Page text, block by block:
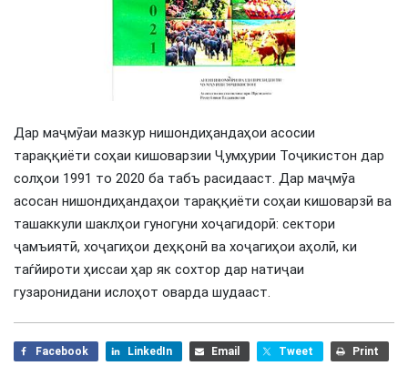
Дар маҷмӯаи мазкур нишондиҳандаҳои асосии
тараққиёти соҳаи кишоварзии Ҷумҳурии Тоҷикистон дар
солҳои 1991 то 2020 ба табъ расидааст. Дар маҷмӯа
асосан нишондиҳандаҳои тараққиёти соҳаи кишоварзӣ ва
ташаккули шаклҳои гуногуни хоҷагидорӣ: сектори
ҷамъиятӣ, хоҷагиҳои деҳқонӣ ва хоҷагиҳои аҳолӣ, ки
таѓйироти ҳиссаи ҳар як сохтор дар натиҷаи
гузаронидани ислоҳот оварда шудааст.
Facebook LinkedIn Email Tweet Print